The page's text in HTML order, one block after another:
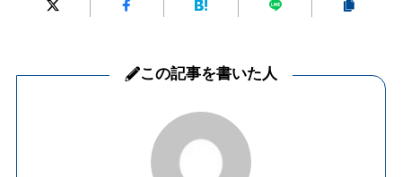
この記事を書いた人